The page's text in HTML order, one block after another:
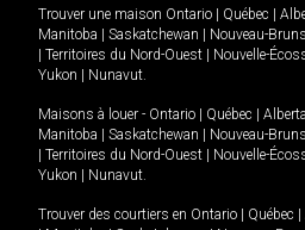
Trouver une maison Ontario Québec
Manitoba
Saskatchewan Nouveau-
Territoires du Nord-Ouest Nouvelle-
Yukon
Nunavut.
Maisons à louer - Ontario Québec Alberta
Manitoba
Saskatchewan Nouveau-
Territoires du Nord-Ouest Nouvelle-
Yukon
Nunavut.
Trouver des courtiers en Ontario Québec